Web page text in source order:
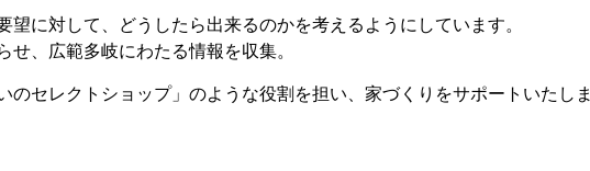
望に対して、どうしたら出来るのかを考えるようにしています。
せ、広範多岐にわたる情報を収集。
のセレクトショップ」のような役割を担い、家づくりをサポートいたしま